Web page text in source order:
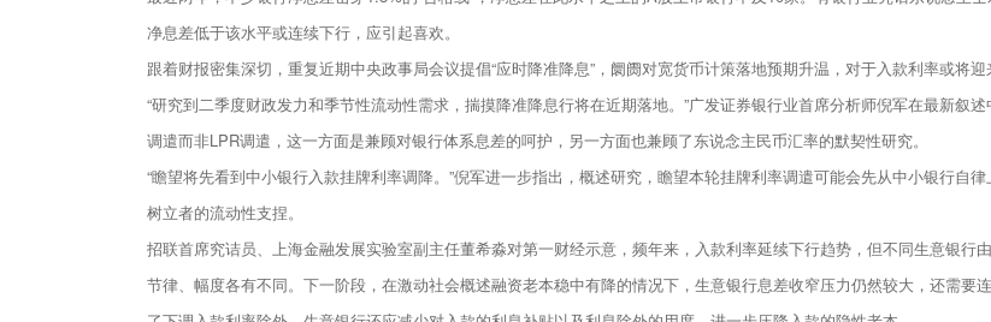
净息差低于该水平或连续下行，应引起喜欢。
跟着财报密集深切，重复近期中央政事局会议提倡“应时降准降息”，阛阓对宽货币计策落地预期升温，对于入款利率或将迎
“研究到二季度财政发力和季节性流动性需求，揣摸降准降息行将在近期落地。”广发证券银行业首席分析师倪军在最新叙
调遣而非LPR调遣，这一方面是兼顾对银行体系息差的呵护，另一方面也兼顾了东说念主民币汇率的默契性研究。
“瞻望将先看到中小银行入款挂牌利率调降。”倪军进一步指出，概述研究，瞻望本轮挂牌利率调遣可能会先从中小银行自
树立者的流动性支捏。
招联首席究诘员、上海金融发展实验室副主任董希淼对第一财经示意，频年来，入款利率延续下行趋势，但不同生意银
节律、幅度各有不同。下一阶段，在激动社会概述融资老本稳中有降的情况下，生意银行息差收窄压力仍然较大，还需